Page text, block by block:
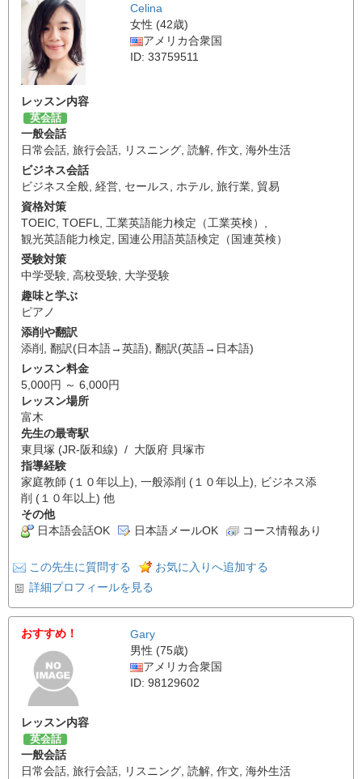
Celina
女性 (42歳)
アメリカ合衆国
ID: 33759511
レッスン内容
英会話
一般会話
日常会話 旅行会話 リスニング 読解 作文 海外生活
ビジネス会話
ビジネス全般 経営 セールス ホテル 旅行業 貿易
資格対策
TOEIC TOEFL 工業英語能力検定（工業英検）
観光英語能力検定
国連公用語英語検定（国連英検）
受験対策
中学受験 高校受験 大学受験
趣味と学ぶ
ピアノ
添削や翻訳
添削
翻訳(日本語→英語) 翻訳(英語→日本語)
レッスン料金
5,000円 ～ 6,000円
レッスン場所
富木
先生の最寄駅
東貝塚 (JR-阪和線) / 大阪府 貝塚市
指導経験
家庭教師 (１０年以上), 一般添削 (１０年以上), ビジネス添
削 (１０年以上) 他
その他
日本語会話OK
日本語メールOK コース情報あり
この先生に質問する
お気に入りへ追加する
詳細プロフィールを見る
おすすめ！
Gary
男性 (75歳)
アメリカ合衆国
ID: 98129602
レッスン内容
英会話
一般会話
日常会話 旅行会話 リスニング 読解 作文 海外生活